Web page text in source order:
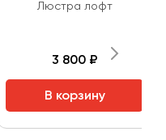
Люстра лофт
3 800 ₽
В корзину